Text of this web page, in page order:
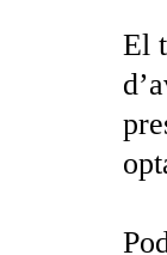
El